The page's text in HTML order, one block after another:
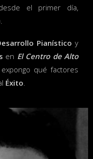
el primer día,
Pianístico y
en El Centro de Alto
qué factores
Éxito.